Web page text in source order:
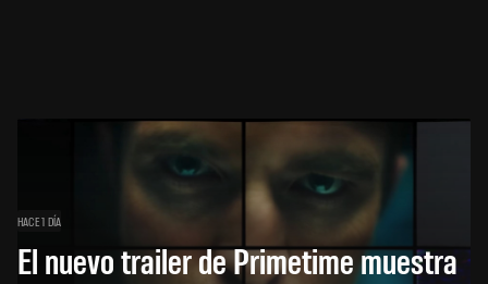
HACE 1 DÍA
El nuevo trailer de Primetime muestra